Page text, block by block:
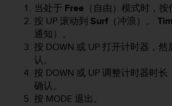
当处于 Free （自由）模式时，按
按 UP滚动到 Surf（冲浪）。
通知）。
按 DOWN 或 UP打开计时器，然
认。
按 DOWN 或 UP调整计时器时长
确认。
按 MODE 退出。